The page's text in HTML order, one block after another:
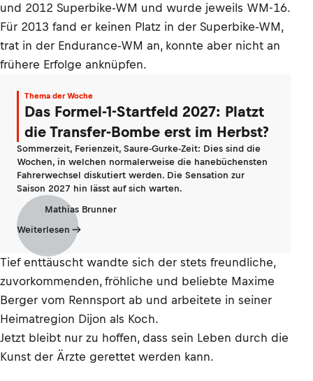
und 2012 Superbike-WM und wurde jeweils WM-16.
Für 2013 fand er keinen Platz in der Superbike-WM,
trat in der Endurance-WM an, konnte aber nicht an
frühere Erfolge anknüpfen.
Thema der Woche
Das Formel-1-Startfeld 2027: Platzt
die Transfer-Bombe erst im Herbst?
Sommerzeit, Ferienzeit, Saure-Gurke-Zeit: Dies sind die
Wochen, in welchen normalerweise die hanebüchensten
Fahrerwechsel diskutiert werden. Die Sensation zur
Saison 2027 hin lässt auf sich warten.
Mathias Brunner
Weiterlesen
Tief enttäuscht wandte sich der stets freundliche,
zuvorkommenden, fröhliche und beliebte Maxime
Berger vom Rennsport ab und arbeitete in seiner
Heimatregion Dijon als Koch.
Jetzt bleibt nur zu hoffen, dass sein Leben durch die
Kunst der Ärzte gerettet werden kann.